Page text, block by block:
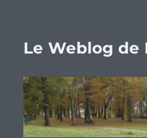
Le Weblog de